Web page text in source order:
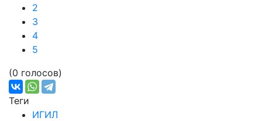
2
3
4
5
(0 голосов)
Теги
ИГИЛ